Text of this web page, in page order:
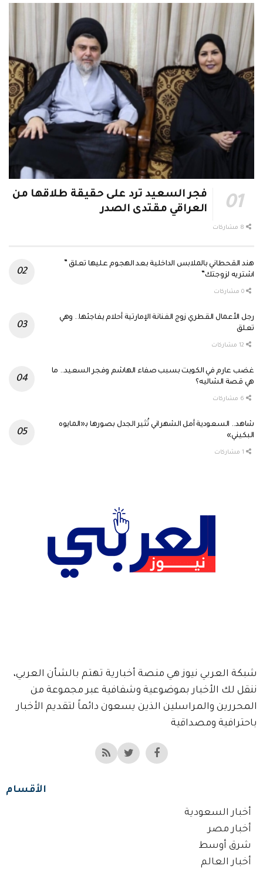
فجر السعيد ترد على حقيقة طلاقها من
العراقي مقتدى الصدر
هند القحطاني بالملابس الداخلية بعد الهجوم عليها تعلق ”
اشتريه لزوجتك”
رجل الأعمال القطري زوج الفنانة الإمارتية أحلام يفاجئها.. وهي
تعلق
غضب عارم في الكويت بسبب صفاء الهاشم وفجر السعيد.. ما
هي قصة الشاليه؟
شاهد.. السعودية أمل الشهراني تُثير الجدل بصورها بـ«المايوه
البكيني»
شبكة العربي نيوز هي منصة أخبارية تهتم بالشأن العربي،
ننقل لك الأخبار بموضوعية وشفافية عبر مجموعة من
المحررين والمراسلين الذين يسعون دائماً لتقديم الأخبار
باحترافية ومصداقية
الأقسام
أخبار السعودية
أخبار مصر
شرق أوسط
أخبار العالم